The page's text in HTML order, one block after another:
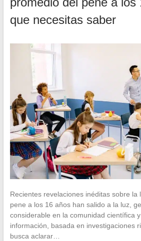
que necesitas saber
Recientes revelaciones inéditas sobre la
pene a los 16 años han salido a la luz,
considerable en la comunidad científica
información, basada en investigaciones
busca aclarar…